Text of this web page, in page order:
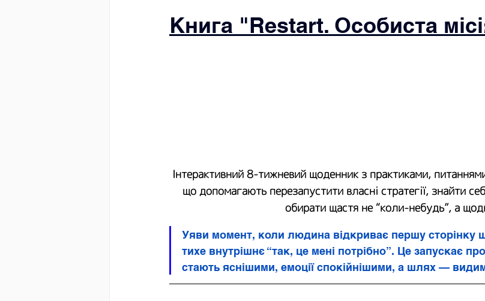
Книга "Restart. Особиста
Інтерактивний 8-тижневий щоденник з практиками,
що допомагають перезапустити власні стратегії, знайти
обирати щастя не “коли-небудь”, а
Уяви момент, коли людина відкриває першу сторінку
тихе внутрішнє “так, це мені потрібно”. Це запускає
стають яснішими, емоції спокійнішими, а шлях —